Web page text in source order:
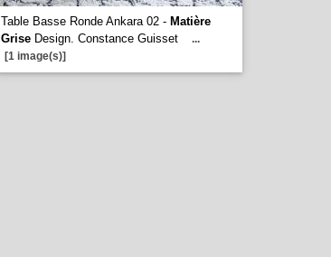
Table Basse Ronde Ankara 02 - Matière
Grise Design. Constance Guisset
...
[1 image(s)]